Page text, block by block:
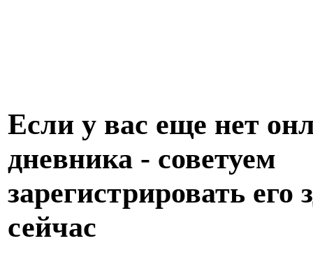
Если у вас еще нет
дневника - советуем
зарегистрировать его
сейчас